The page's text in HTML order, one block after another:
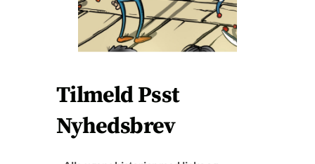
følge af vaccination mod Covid-19.”
Tilmeld Psst
Nyhedsbrev